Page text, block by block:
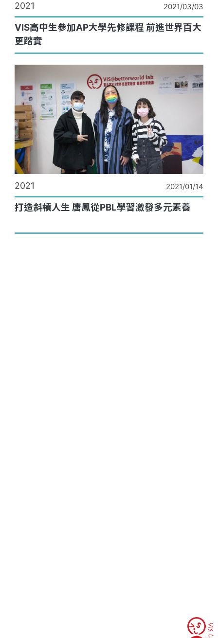
2021 2021/03/03
VIS高中生參加AP大學先修課程 前進世界百大
更踏實
2021 2021/01/14
打造斜槓人生 唐鳳從PBL學習激發多元素養